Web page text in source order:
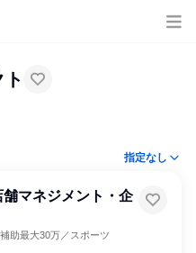
指定なし
マネジメント・企
助最大30万／スポーツ